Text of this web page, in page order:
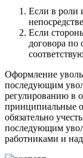
Если в роли
Если
договора по
Оформление
последующим
регулированию в
принципиальные
обязательно
последующим
работниками и